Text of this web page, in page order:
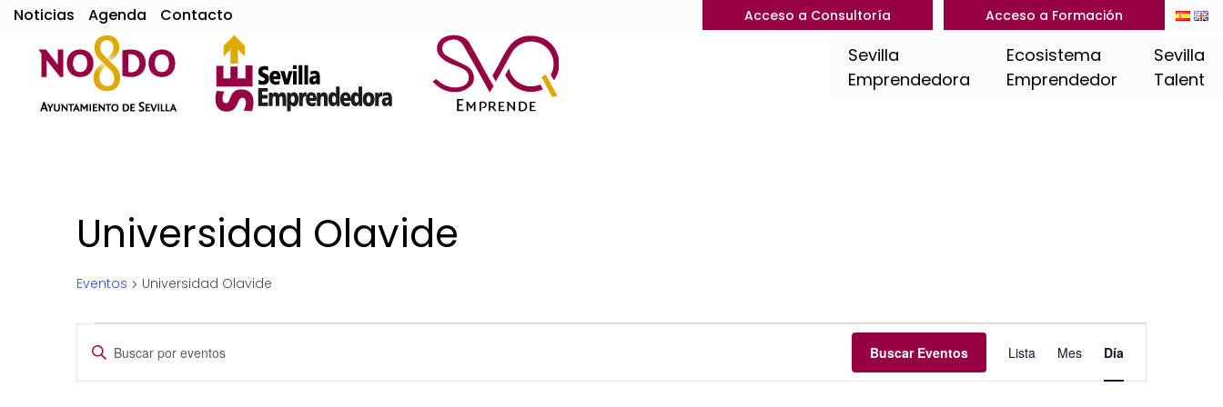
Noticias Agenda Contacto Acceso a Consultoría Acceso a Formación
Sevilla
Emprendedora
Ecosistema
Emprendedor
Sevilla
Talent
Universidad Olavide
Eventos Universidad Olavide
Eventos
en
Navegación
de
Introduce
Buscar Eventos
Navegación
Lista Mes Día